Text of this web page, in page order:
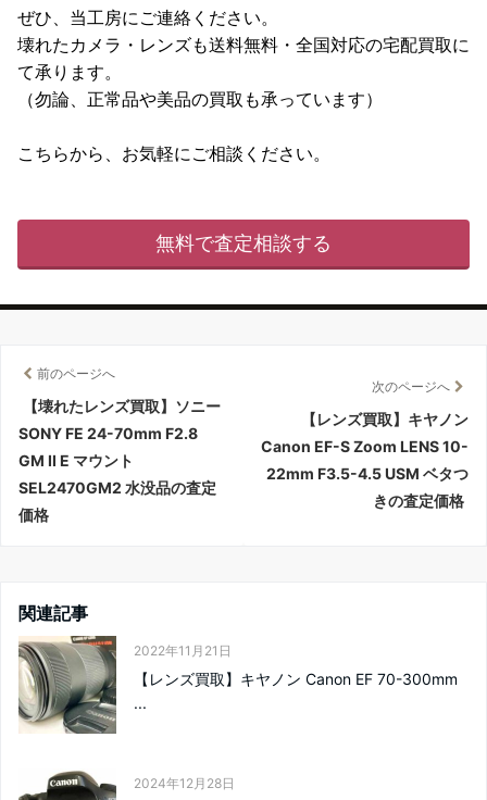
ぜひ、当工房にご連絡ください。
壊れたカメラ・レンズも送料無料・全国対応の宅配買取に
て承ります。
（勿論、正常品や美品の買取も承っています）
こちらから、お気軽にご相談ください。
無料で査定相談する
前のページへ
【壊れたレンズ買取】ソニー
SONY FE 24-70mm F2.8
GM II E マウント
SEL2470GM2 水没品の査定
価格
次のページへ
【レンズ買取】キヤノン
Canon EF-S Zoom LENS 10-
22mm F3.5-4.5 USM ベタつ
きの査定価格
関連記事
2022年11月21日
【レンズ買取】キヤノン Canon EF 70-300mm
...
2024年12月28日